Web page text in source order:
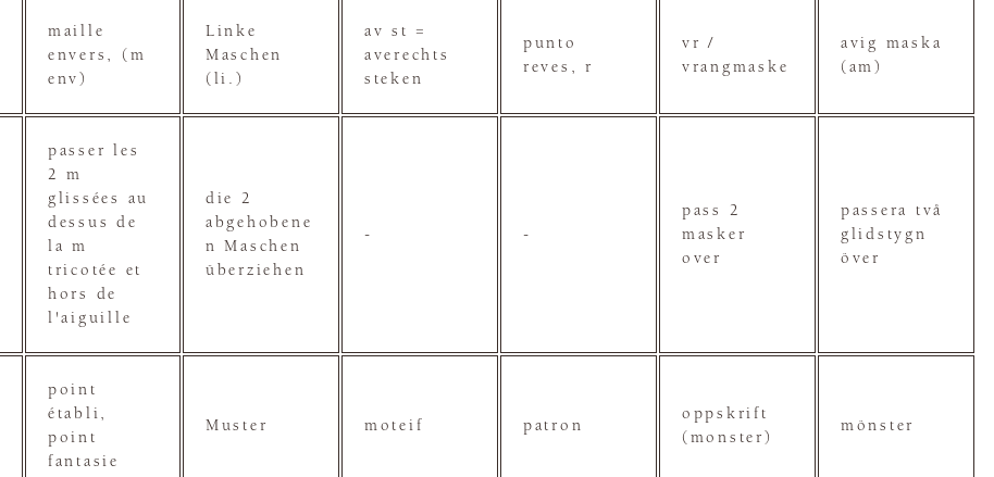
maille
envers, (m
env)
Linke
Maschen
(li.)
av st =
averechts
steken
punto
reves, r
vr /
vrangmaske
avig maska
(am)
passer les
2 m
glissées au
dessus de
la m
tricotée et
hors de
l'aiguille
die 2
abgehobene
n Maschen
überziehen
- -
pass 2
masker
over
passera två
glidstygn
över
point
établi,
point
fantasie
Muster moteif patron
oppskrift
(monster)
mönster